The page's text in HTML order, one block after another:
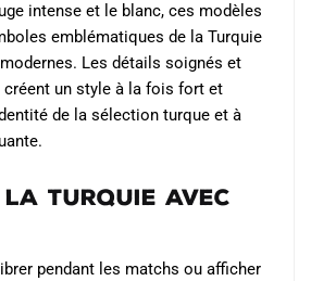
intense et le blanc, ces modèles
emblématiques de la Turquie
Les détails soignés et
créent un style à la fois fort et
de la sélection turque et à
la Turquie avec
pendant les matchs ou afficher